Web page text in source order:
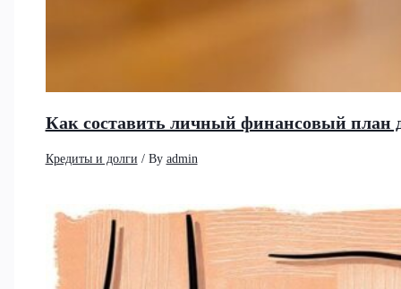
Как составить личный финансовый план
Кредиты и долги / By admin